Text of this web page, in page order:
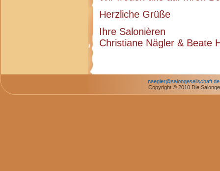
Herzliche Grüße
Ihre Salonièren
Christiane Nägler & Beate
naegler@salongesellschaft.de
Copyright © 2010 Die